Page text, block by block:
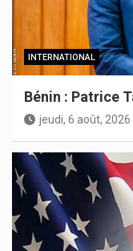
INTERNATIONAL
Bénin : Patrice
jeudi, 6 août, 2026